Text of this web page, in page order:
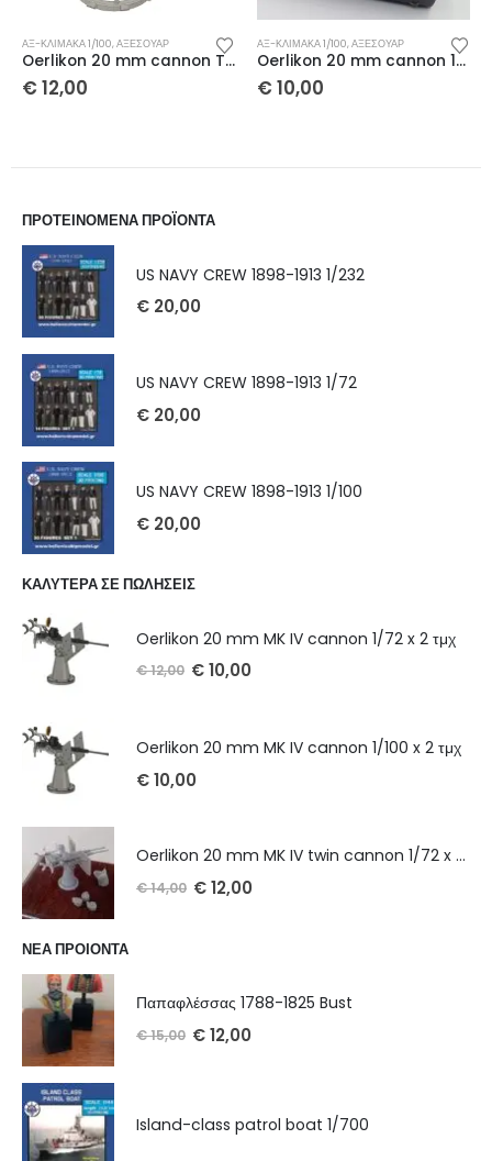
ΑΞ-ΚΛΊΜΑΚΑ 1/100,ΑΞΕΣΟΥΆΡ
Oerlikon 20 mm cannon TWIN 1/100 x 2 τμχ
€ 12,00
ΑΞ-ΚΛΊΜΑΚΑ 1/100,ΑΞΕΣΟΥΆΡ
Oerlikon 20 mm cannon 1/100 x 2 τμχ
€ 10,00
ΠΡΟΤΕΙΝΟΜΕΝΑ ΠΡΟΪΟΝΤΑ
US NAVY CREW 1898-1913 1/232
€ 20,00
US NAVY CREW 1898-1913 1/72
€ 20,00
US NAVY CREW 1898-1913 1/100
€ 20,00
ΚΑΛΥΤΕΡΑ ΣΕ ΠΩΛΗΣΕΙΣ
Oerlikon 20 mm MK IV cannon 1/72 x 2 τμχ
€12,00 €10,00
Oerlikon 20 mm MK IV cannon 1/100 x 2 τμχ
€10,00
Oerlikon 20 mm MK IV twin cannon 1/72 x 2 τμχ
€14,00 €12,00
ΝΕΑ ΠΡΟΙΟΝΤΑ
Παπαφλέσσας 1788-1825 Bust
€15,00 €12,00
Island-class patrol boat 1/700